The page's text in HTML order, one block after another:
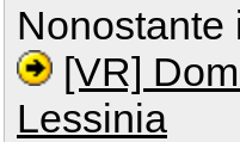
Nonostante
[VR]
Lessinia